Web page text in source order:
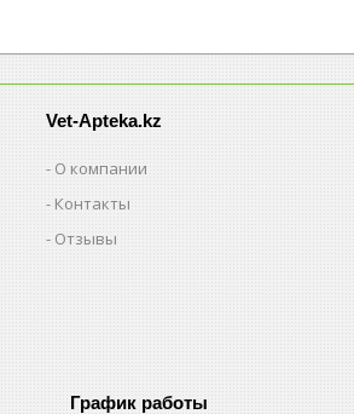
Vet-Apteka.kz
О компании
Контакты
Отзывы
График работы